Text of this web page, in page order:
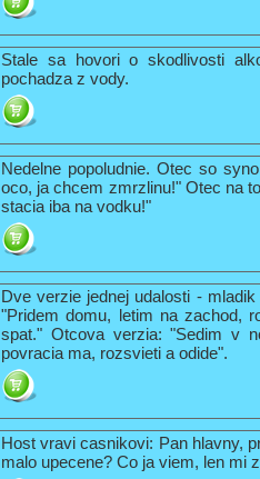
Stale sa hovori o skodlivosti
pochadza z vody.
Nedelne popoludnie. Otec so
oco, ja chcem zmrzlinu!" Otec na
stacia iba na vodku!"
Dve verzie jednej udalosti -
"Pridem domu, letim na zachod,
spat." Otcova verzia: "Sedim v
povracia ma, rozsvieti a odide".
Host vravi casnikovi: Pan hlavny,
malo upecene? Co ja viem, len mi